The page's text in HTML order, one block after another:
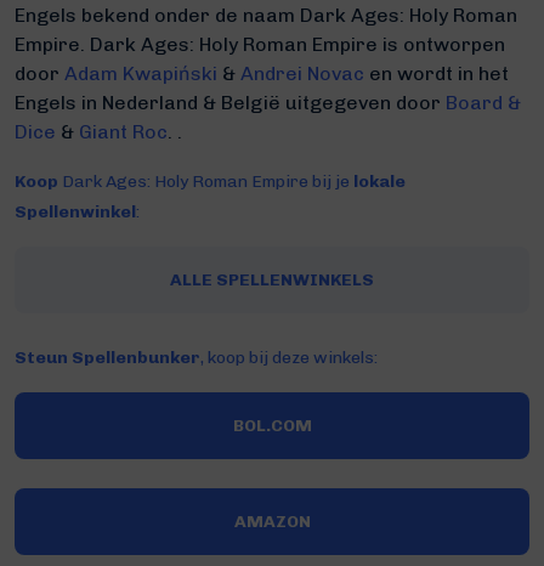
Engels bekend onder de naam Dark Ages: Holy Roman
Empire. Dark Ages: Holy Roman Empire is ontworpen
door Adam Kwapiński & Andrei Novac en wordt in het
Engels in Nederland & België uitgegeven door Board &
Dice & Giant Roc. .
Koop Dark Ages: Holy Roman Empire bij je lokale
Spellenwinkel:
ALLE SPELLENWINKELS
Steun Spellenbunker, koop bij deze winkels:
BOL.COM
AMAZON